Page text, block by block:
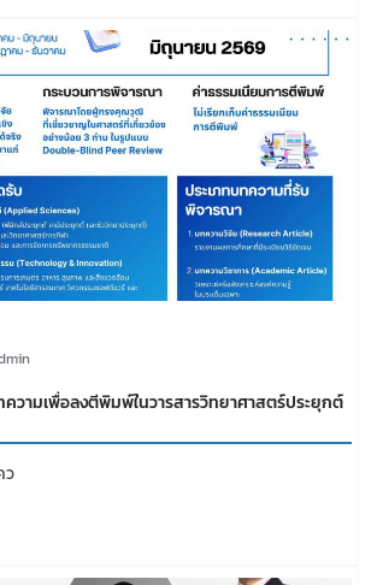
วามเพื่อลงตีพิมพ์ในวารสารวิทยาศาสตร์ประยุกต์
ว